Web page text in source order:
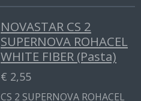
NOVASTAR CS 2
SUPERNOVA ROHACEL
WHITE FIBER (Pasta)
€ 2,55
CS 2 SUPERNOVA ROHACEL